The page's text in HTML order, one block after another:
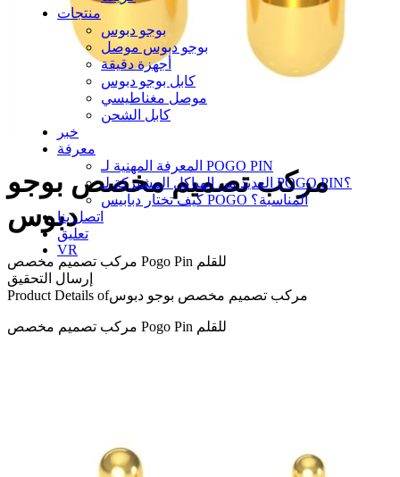
منتجات
بوجو دبوس
بوجو دبوس موصل
أجهزة دقيقة
كابل بوجو دبوس
موصل مغناطيسي
كابل الشحن
خبر
معرفة
المعرفة المهنية لـ POGO PIN
العديد من الهياكل المشتركة لـ POGO PIN؟
كيف تختار دبابيس POGO المناسبة؟
اتصل بنا
تعليق
VR
مركب تصميم مخصص بوجو
دبوس
مركب تصميم مخصص Pogo Pin للقلم
إرسال التحقيق
Product Details ofمركب تصميم مخصص بوجو دبوس
مركب تصميم مخصص Pogo Pin للقلم